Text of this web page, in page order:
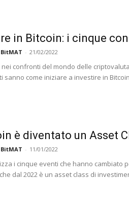
in Bitcoin: i cinque
- 21/02/2022
nei confronti del mondo delle
sanno come iniziare a investire in
è diventato un Asset
- 11/01/2022
i cinque eventi che hanno cambiato
dal 2022 è un asset class di